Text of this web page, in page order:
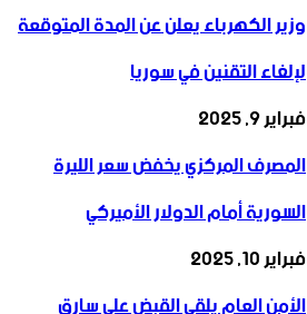
وزير الكهرباء يعلن عن المدة المتوقعة
لإلغاء التقنين في سوريا
فبراير 9, 2025
المصرف المركزي يخفض سعر الليرة
السورية أمام الدولار الأميركي
فبراير 10, 2025